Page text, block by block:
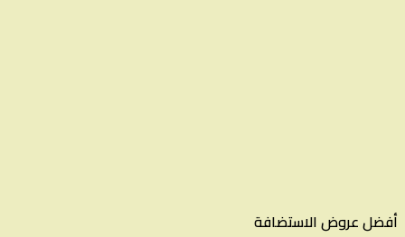
أفضل عروض الاستضافة